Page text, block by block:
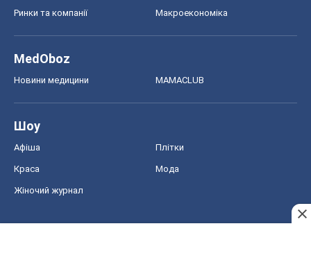
Ринки та компанії Макроекономіка
MedOboz
Новини медицини MAMACLUB
Шоу
Афіша Плітки
Краса Мода
Жіночий журнал